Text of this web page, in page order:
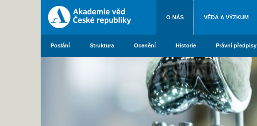
O NÁS VĚDA A VÝZKUM
Poslání Struktura Ocenění Historie Právní předpisy